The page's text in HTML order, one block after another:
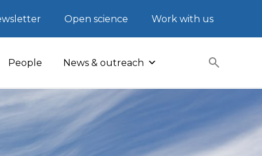
Open science Work with us
People News & outreach